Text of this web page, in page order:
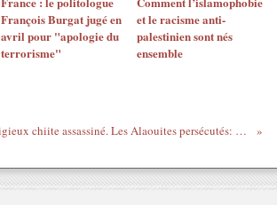
François Burgat jugé en
avril pour "apologie du
terrorisme"
et le racisme anti-
palestinien sont nés
ensemble
Syrie : Un religieux chiite assassiné. Les Alaouites persécutés: assassinats, kidnappings, expulsions et… incendies!